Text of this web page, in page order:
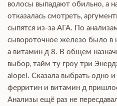
волосы выпадают обильно, а
отказалась смотреть,
сыпятся из-за АГА. По
сывороточное железо было в
а витамин д 8. В общем
выбор, тайм ту гроу три
alopel. Сказала выбрать одно
ферритин и витамин д
Анализы ещё раз не